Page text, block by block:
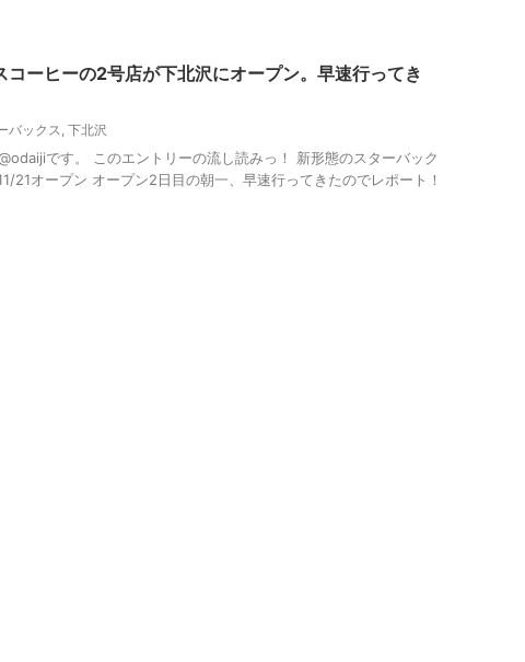
コーヒーの2号店が下北沢にオープン。早速行ってき
バックス, 下北沢
です。 このエントリーの流し読みっ！ 新形態のスターバック
21オープン オープン2日目の朝一、早速行ってきたのでレポート！